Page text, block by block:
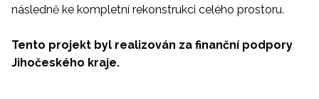
následně ke kompletní rekonstrukci celého prostoru.
Tento projekt byl realizován za finanční podpory
Jihočeského kraje.